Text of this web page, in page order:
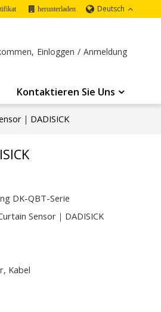
herunterladen Deutsch
Einloggen / Anmeldung
Kontaktieren Sie Uns
｜DADISICK
DK-QBT-Serie
Sensor｜DADISICK
Kabel